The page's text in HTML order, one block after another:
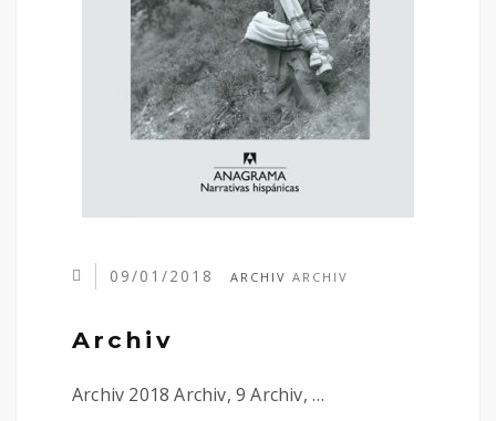
09/01/2018 ARCHIVARCHIV
Archiv
Archiv 2018 Archiv, 9 Archiv, …